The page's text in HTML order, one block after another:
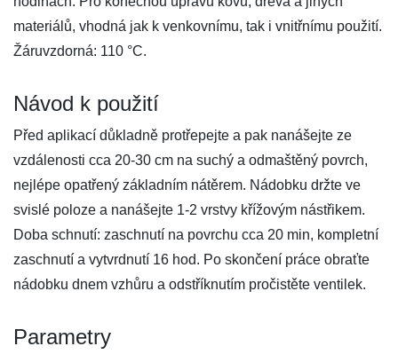
materiálů, vhodná jak k venkovnímu, tak i vnitřnímu použití.
Žáruvzdorná: 110 °C.
Návod k použití
Před aplikací důkladně protřepejte a pak nanášejte ze
vzdálenosti cca 20-30 cm na suchý a odmaštěný povrch,
nejlépe opatřený základním nátěrem. Nádobku držte ve
svislé poloze a nanášejte 1-2 vrstvy křížovým nástřikem.
Doba schnutí: zaschnutí na povrchu cca 20 min, kompletní
zaschnutí a vytvrdnutí 16 hod. Po skončení práce obraťte
nádobku dnem vzhůru a odstříknutím pročistěte ventilek.
Parametry